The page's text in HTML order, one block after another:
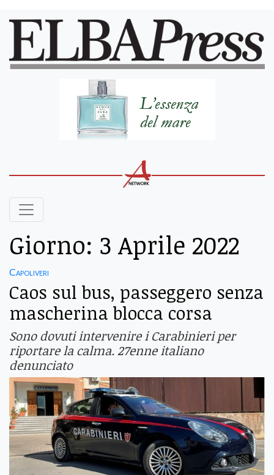
Giorno: 3 Aprile 2022
Capoliveri
Caos sul bus, passeggero senza
mascherina blocca corsa
Sono dovuti intervenire i Carabinieri per
riportare la calma. 27enne italiano
denunciato